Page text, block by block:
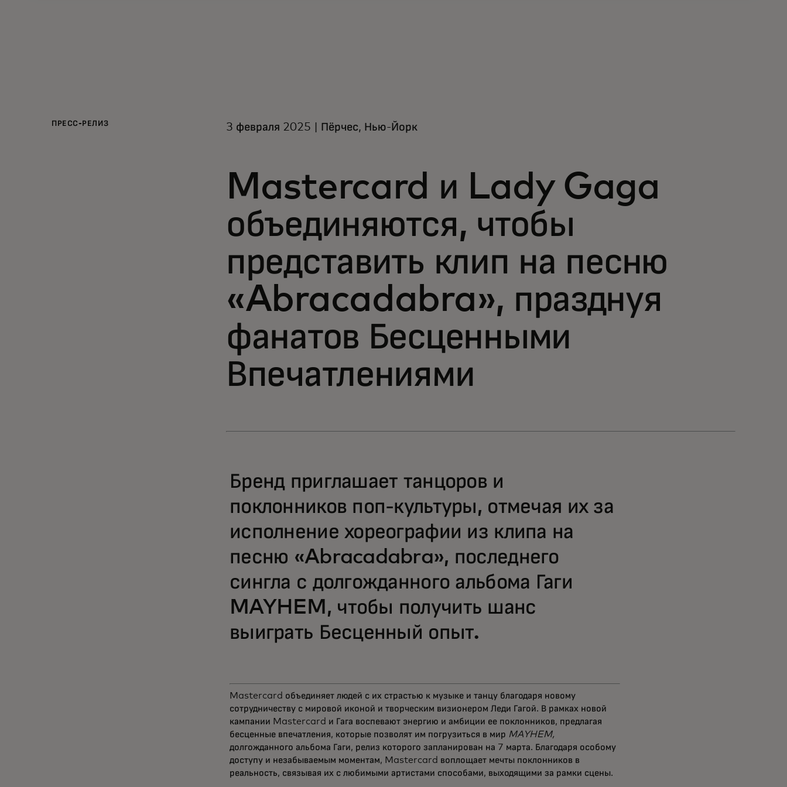
ПРЕСС-РЕЛИЗ 3 февраля 2025 | Пёрчес, Нью-Йорк
Mastercard и Lady Gaga
объединяются, чтобы
представить клип на песню
«Abracadabra», празднуя
фанатов Бесценными
Впечатлениями
Бренд приглашает танцоров и
поклонников поп-культуры, отмечая их за
исполнение хореографии из клипа на
песню «Abracadabra», последнего
сингла с долгожданного альбома Гаги
MAYHEM, чтобы получить шанс
выиграть Бесценный опыт.
Mastercard объединяет людей с их страстью к музыке и танцу благодаря новому
сотрудничеству с мировой иконой и творческим визионером Леди Гагой. В рамках новой
кампании Mastercard и Гага воспевают энергию и амбиции ее поклонников, предлагая
бесценные впечатления, которые позволят им погрузиться в мир MAYHEM,
долгожданного альбома Гаги, релиз которого запланирован на 7 марта. Благодаря особому
доступу и незабываемым моментам, Mastercard воплощает мечты поклонников в
реальность, связывая их с любимыми артистами способами, выходящими за рамки сцены.